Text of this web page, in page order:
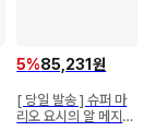
5%85,231원
[ 당일 발송 ] 슈퍼 마
리오 요시의 알 메지루